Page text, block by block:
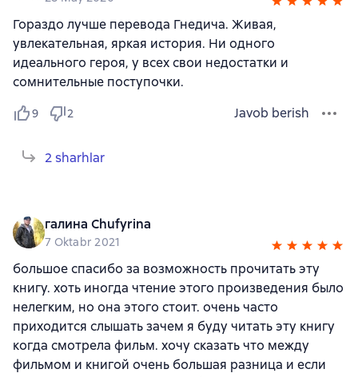
Гораздо лучше перевода Гнедича. Живая,
увлекательная, яркая история. Ни одного
идеального героя, у всех свои недостатки и
сомнительные поступочки.
9 2 Javob berish
2 sharhlar
галина Chufyrina
7 Oktabr 2021
большое спасибо за возможность прочитать эту
книгу. хоть иногда чтение этого произведения было
нелегким, но она этого стоит. очень часто
приходится слышать зачем я буду читать эту книгу
когда смотрела фильм. хочу сказать что между
фильмом и книгой очень большая разница и если